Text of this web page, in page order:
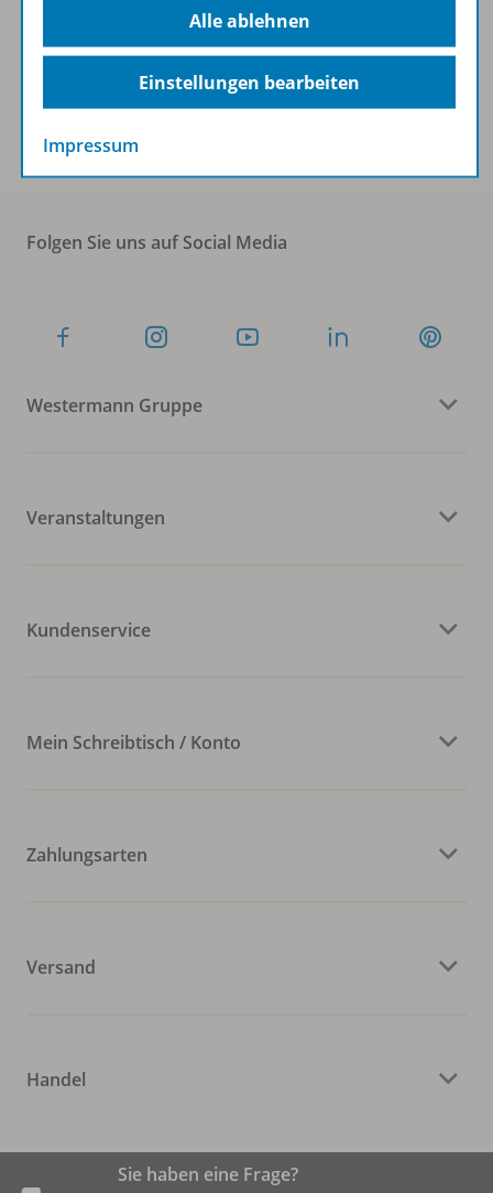
Sofort profitieren
Zum Newsletter anmelden
Folgen Sie uns auf Social Media
Westermann Gruppe
Veranstaltungen
Kundenservice
Mein Schreibtisch / Konto
Zahlungsarten
Versand
Handel
Sie haben eine Frage?
Alle ablehnen
Einstellungen bearbeiten
Impressum